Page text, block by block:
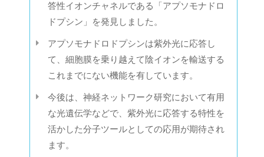
答性イオンチャネルである「アプソモナドロ
ドプシン」を発見しました。
アプソモナドロドプシンは紫外光に応答し
て、細胞膜を乗り越えて陰イオンを輸送する
これまでにない機能を有しています。
今後は、神経ネットワーク研究において有用
な光遺伝学などで、紫外光に応答する特性を
活かした分子ツールとしての応用が期待され
ます。